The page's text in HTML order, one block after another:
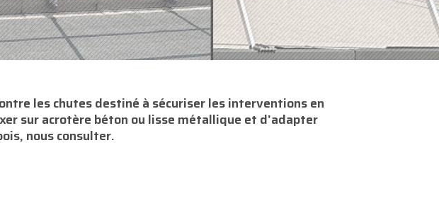
les chutes destiné à sécuriser les interventions en
sur acrotère béton ou lisse métallique et d’adapter
nous consulter.